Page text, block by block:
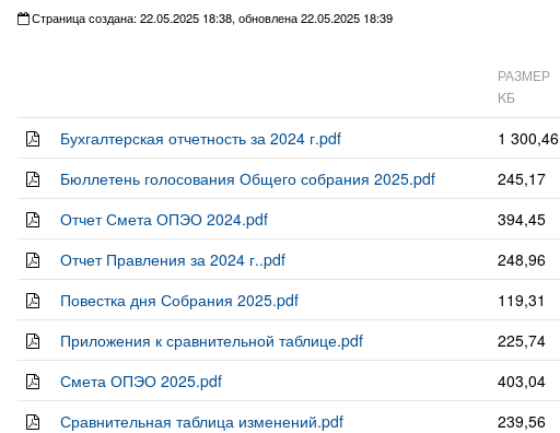
Страница создана: 22.05.2025 18:38, обновлена 22.05.2025 18:39
РАЗМЕР
KБ
Бухгалтерская отчетность за 2024 г.pdf 1 300,46
Бюллетень голосования Общего собрания 2025.pdf
245,17
Отчет Смета ОПЭО 2024.pdf
394,45
Отчет Правления за 2024 г..pdf
248,96
Повестка дня Собрания 2025.pdf
119,31
Приложения к сравнительной таблице.pdf
225,74
Смета ОПЭО 2025.pdf
403,04
Сравнительная таблица изменений.pdf
239,56